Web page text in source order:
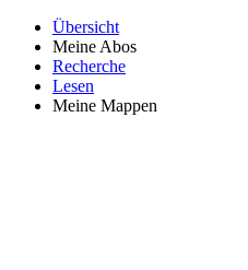
Übersicht
Meine Abos
Recherche
Lesen
Meine Mappen